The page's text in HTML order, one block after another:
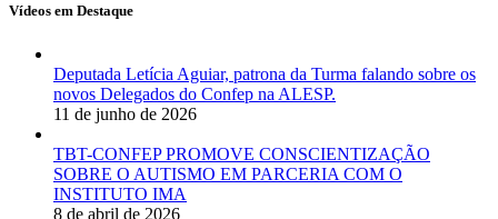
Vídeos em Destaque
Deputada Letícia Aguiar, patrona da Turma falando sobre os
novos Delegados do Confep na ALESP.
11 de junho de 2026
TBT-CONFEP PROMOVE CONSCIENTIZAÇÃO
SOBRE O AUTISMO EM PARCERIA COM O
INSTITUTO IMA
8 de abril de 2026